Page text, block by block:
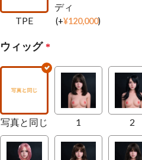
TPE
ディ
(+¥120,000)
ウィッグ *
写真と同じ 1 2